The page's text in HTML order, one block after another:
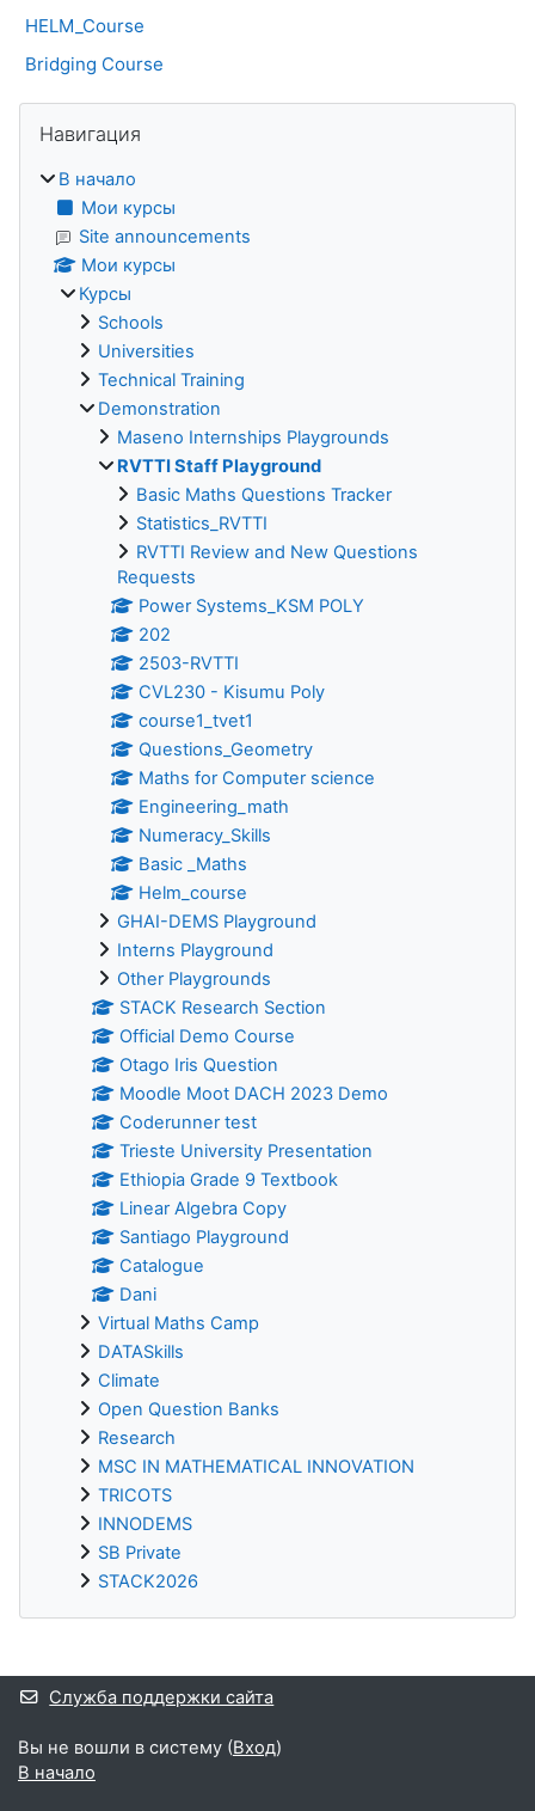
HELM_Course
Bridging Course
Блоки
Навигация
В начало
Мои курсы
Site announcements
Мои курсы
Курсы
Schools
Universities
Technical Training
Demonstration
Maseno Internships Playgrounds
RVTTI Staff Playground
Basic Maths Questions Tracker
Statistics_RVTTI
RVTTI Review and New Questions
Requests
Power Systems_KSM POLY
202
2503-RVTTI
CVL230 - Kisumu Poly
course1_tvet1
Questions_Geometry
Maths for Computer science
Engineering_math
Numeracy_Skills
Basic _Maths
Helm_course
GHAI-DEMS Playground
Interns Playground
Other Playgrounds
STACK Research Section
Official Demo Course
Otago Iris Question
Moodle Moot DACH 2023 Demo
Coderunner test
Trieste University Presentation
Ethiopia Grade 9 Textbook
Linear Algebra Copy
Santiago Playground
Catalogue
Dani
Virtual Maths Camp
DATASkills
Climate
Open Question Banks
Research
MSC IN MATHEMATICAL INNOVATION
TRICOTS
INNODEMS
SB Private
STACK2026
Дополнительные блоки
Служба поддержки сайта
Вы не вошли в систему (Вход)
В начало